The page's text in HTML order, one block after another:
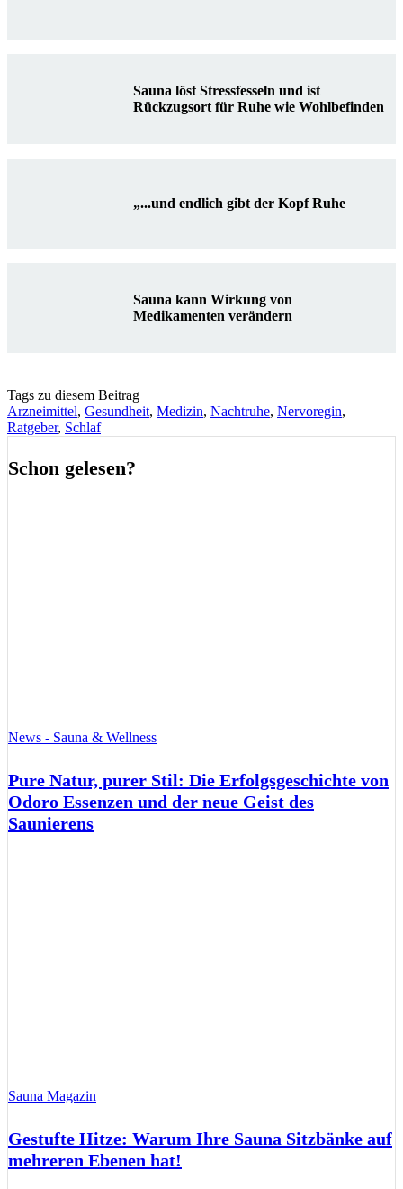
Sauna löst Stressfesseln und ist
Rückzugsort für Ruhe wie Wohlbefinden
„...und endlich gibt der Kopf Ruhe
Sauna kann Wirkung von
Medikamenten verändern
Tags zu diesem Beitrag
Arzneimittel, Gesundheit, Medizin, Nachtruhe, Nervoregin,
Ratgeber, Schlaf
Schon gelesen?
News - Sauna & Wellness
Pure Natur, purer Stil: Die Erfolgsgeschichte von
Odoro Essenzen und der neue Geist des
Saunierens
Sauna Magazin
Gestufte Hitze: Warum Ihre Sauna Sitzbänke auf
mehreren Ebenen hat!